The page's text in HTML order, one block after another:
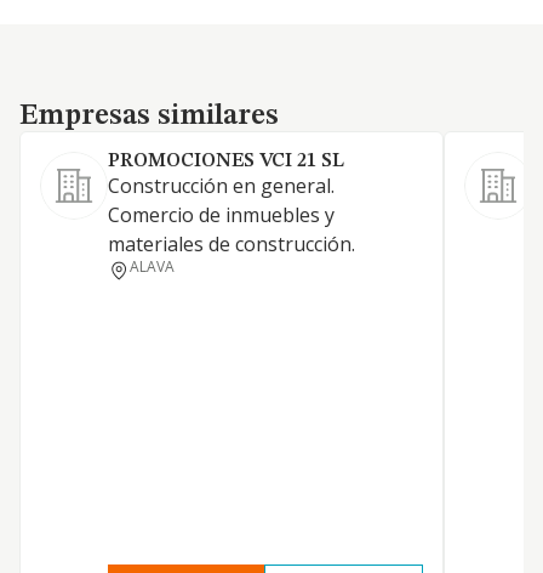
Empresas similares
Empresas similares
PROMOCIONES VCI 21 SL
Construcción en general.
Comercio de inmuebles y
materiales de construcción.
ALAVA